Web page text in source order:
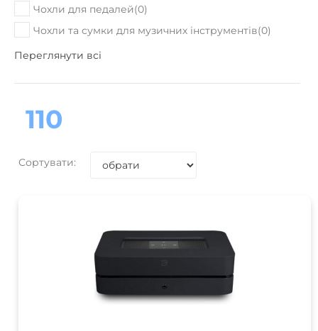
Чохли для педалей(0)
Чохли та сумки для музичних інструментів(0)
Переглянути всі
110
Сортувати: